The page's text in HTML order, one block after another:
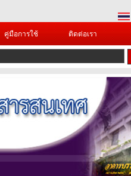
คู่มือการใช้ ติดต่อเรา